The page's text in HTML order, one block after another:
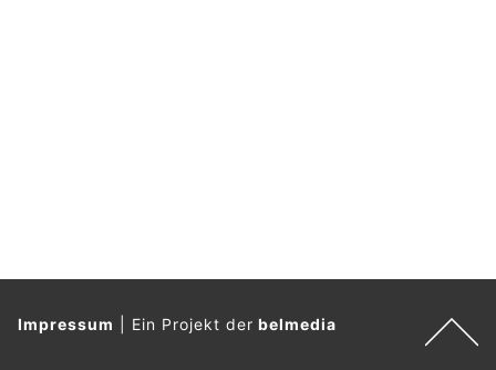
Impressum Ein Projekt derbelmedia